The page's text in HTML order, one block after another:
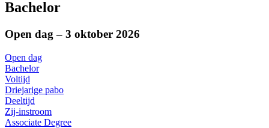
Bachelor
Open dag – 3 oktober 2026
Open dag
Bachelor
Voltijd
Driejarige pabo
Deeltijd
Zij-instroom
Associate Degree